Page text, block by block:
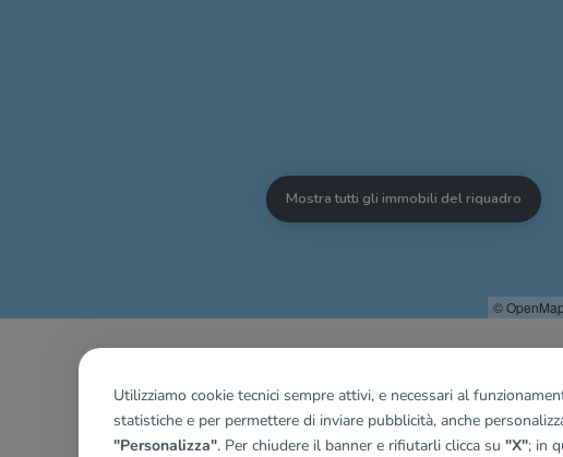
©
Mostra tutti gli immobili del riquadro
Utilizziamo cookie tecnici sempre attivi, e necessari al
statistiche e per permettere di inviare pubblicità, anche
"Personalizza". Per chiudere il banner e rifiutarli clicca su "X"; in